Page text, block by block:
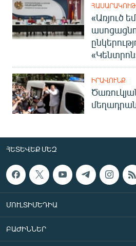
«Առյուծ
ԻՐԱՎՈՒՆՔ
ՀԵՏԵՎԵՔ ՄԵԶ
ՄՈՒԼՏԻՄԵԴԻԱ
ԲԱԺԻՆՆԵՐ